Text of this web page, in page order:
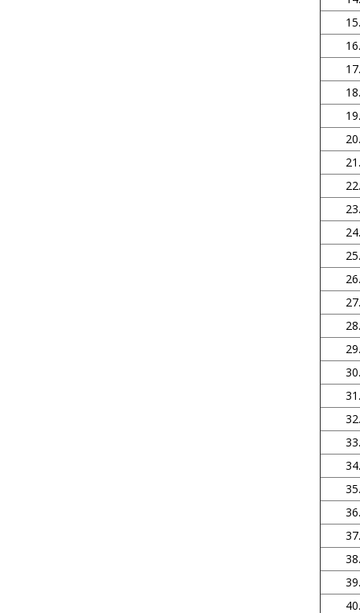
15.
16.
17.
18.
19.
20.
21.
22.
23.
24.
25.
26.
27.
28.
29.
30.
31.
32.
33.
34.
35.
36.
37.
38.
39.
40.